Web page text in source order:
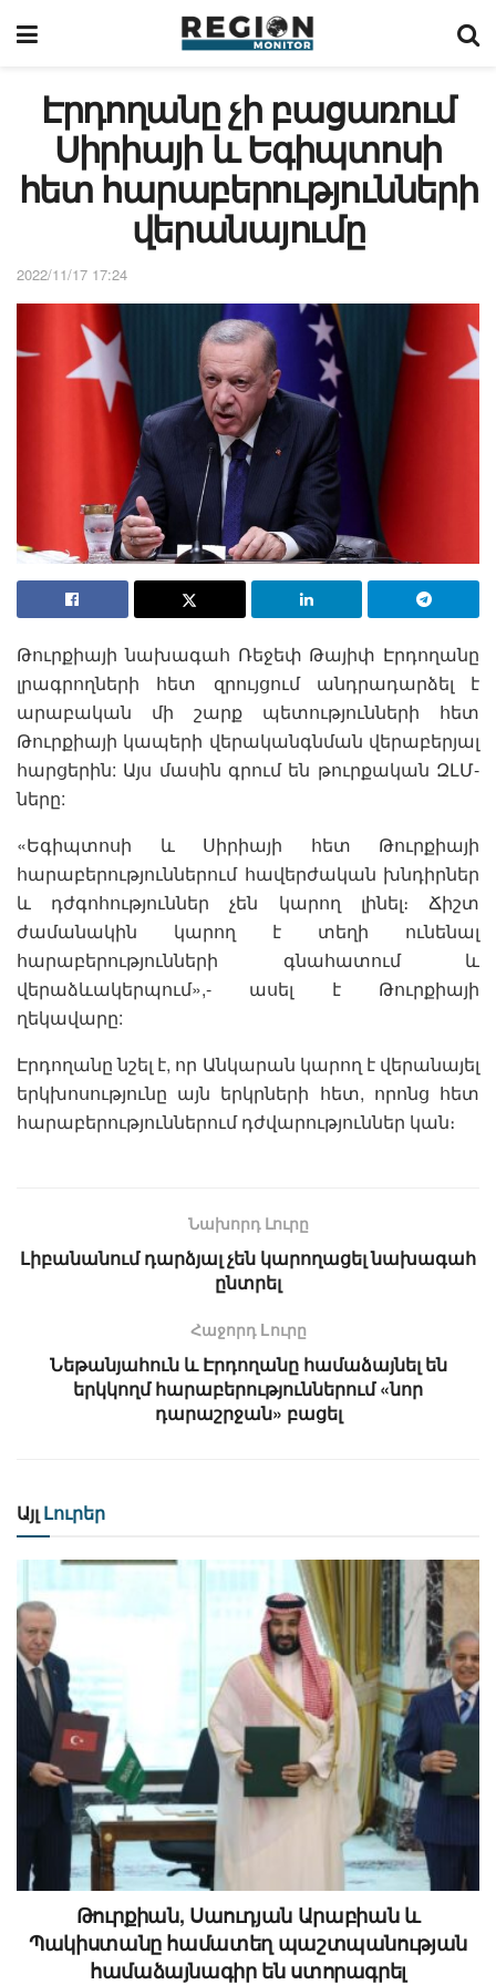
Էրդողանը չի բացառում
Սիրիայի և Եգիպտոսի
հետ հարաբերությունների
վերանայումը
2022/11/17 17:24
Թուրքիայի նախագահ Ռեջեփ Թայիփ Էրդողանը
լրագրողների հետ զրույցում անդրադարձել է
արաբական մի շարք պետությունների հետ
Թուրքիայի կապերի վերականգնման վերաբերյալ
հարցերին: Այս մասին գրում են թուրքական ԶԼՄ-
ները:
«Եգիպտոսի և Սիրիայի հետ Թուրքիայի
հարաբերություններում հավերժական խնդիրներ
և դժգոհություններ չեն կարող լինել։ Ճիշտ
ժամանակին կարող է տեղի ունենալ
հարաբերությունների գնահատում և
վերաձևակերպում»,- ասել է Թուրքիայի
ղեկավարը:
Էրդողանը նշել է, որ Անկարան կարող է վերանայել
երկխոսությունը այն երկրների հետ, որոնց հետ
հարաբերություններում դժվարություններ կան։
Նախորդ Լուրը
Լիբանանում դարձյալ չեն կարողացել նախագահ
ընտրել
Հաջորդ Lուրը
Նեթանյահուն և Էրդողանը համաձայնել են
երկկողմ հարաբերություններում «նոր
դարաշրջան» բացել
Այլ Լուրեր
Թուրքիան, Սաուդյան Արաբիան և
Պակիստանը համատեղ պաշտպանության
համաձայնագիր են ստորագրել